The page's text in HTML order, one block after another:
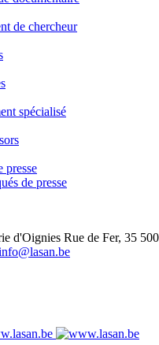
de chercheur
spécialisé
presse
de presse
d'Oignies Rue de Fer, 35